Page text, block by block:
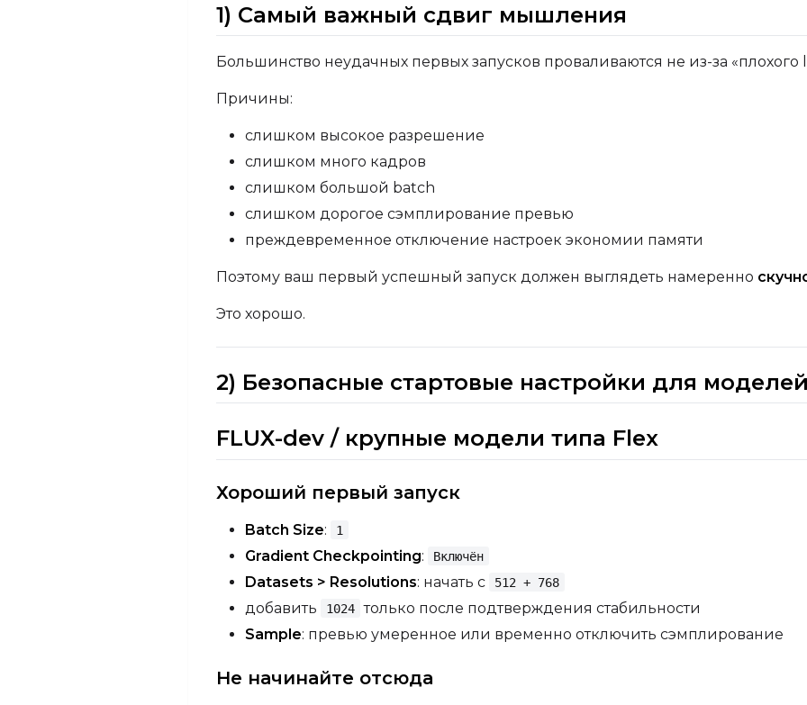
1) Самый важный сдвиг мышления
Большинство неудачных первых запусков проваливаются не из-за «плохого
Причины:
слишком высокое разрешение
слишком много кадров
слишком большой batch
слишком дорогое сэмплирование превью
преждевременное отключение настроек экономии памяти
Поэтому ваш первый успешный запуск должен выглядеть намеренно
Это хорошо.
2) Безопасные стартовые настройки для
FLUX-dev / крупные модели типа Flex
Хороший первый запуск
Batch Size: 1
Gradient Checkpointing: Включён
Datasets > Resolutions: начать с 512 + 768
добавить 1024 только после подтверждения стабильности
Sample: превью умеренное или временно отключить сэмплирование
Не начинайте отсюда